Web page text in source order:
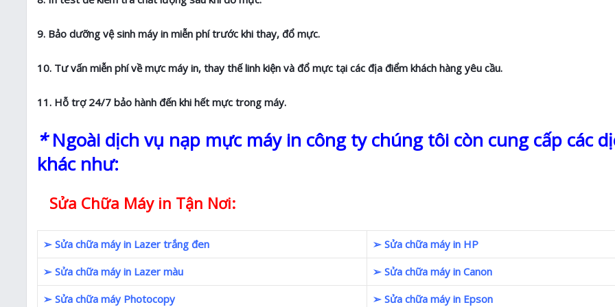
9. Bảo dưỡng vệ sinh máy in miễn phí trước khi thay, đổ mực.
10. Tư vấn miễn phí về mực máy in, thay thế linh kiện và đổ mực tại các địa điểm khách hàng yêu cầu.
11. Hỗ trợ 24/7 bảo hành đến khi hết mực trong máy.
*Ngoài dịch vụ nạp mực máy in công ty chúng tôi còn cung cấp các
khác như:
Sửa Chữa Máy in Tận Nơi:
➢ Sửa chữa máy in Lazer trắng đen
➢ Sửa chữa máy in HP
➢ Sửa chữa máy in Lazer màu
➢ Sửa chữa máy in Canon
➢ Sửa chữa máy Photocopy
➢ Sửa chữa máy in Epson